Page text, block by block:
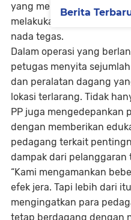
yang membandel, hari ini
melakukan tindakan
nada tegas.
Dalam operasi yang
petugas menyita
dan peralatan dagang
lokasi terlarang. Tidak
PP juga mengedepankan
dengan memberikan
pedagang terkait
dampak dari pelanggaran
“Kami mengamankan
efek jera. Tapi lebih dari
mengingatkan para
tetap berdagang dengan
Berita